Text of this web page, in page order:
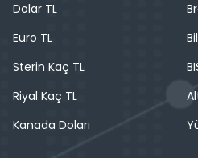
Dolar TL
Euro TL
Sterin Kaç TL
Riyal Kaç TL
Kanada Doları